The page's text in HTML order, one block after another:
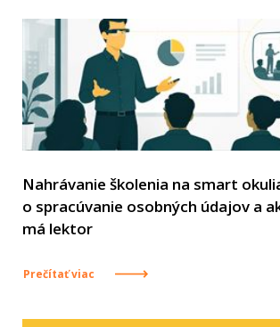
Nahrávanie školenia na smart
o spracúvanie osobných údajov a
má lektor
Prečítať viac